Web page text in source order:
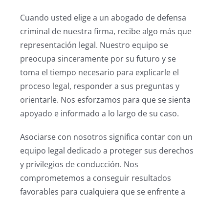
Cuando usted elige a un abogado de defensa
criminal de nuestra firma, recibe algo más que
representación legal. Nuestro equipo se
preocupa sinceramente por su futuro y se
toma el tiempo necesario para explicarle el
proceso legal, responder a sus preguntas y
orientarle. Nos esforzamos para que se sienta
apoyado e informado a lo largo de su caso.
Asociarse con nosotros significa contar con un
equipo legal dedicado a proteger sus derechos
y privilegios de conducción. Nos
comprometemos a conseguir resultados
favorables para cualquiera que se enfrente a